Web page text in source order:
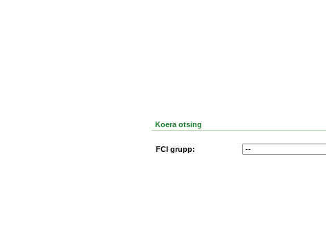
Koera otsing
FCI grupp: